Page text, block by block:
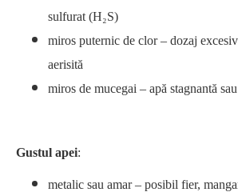
sulfurat (H₂S)
miros puternic de clor – dozaj
aerisită
miros de mucegai – apă stagnantă
Gustul apei:
metalic sau amar – posibil fier,